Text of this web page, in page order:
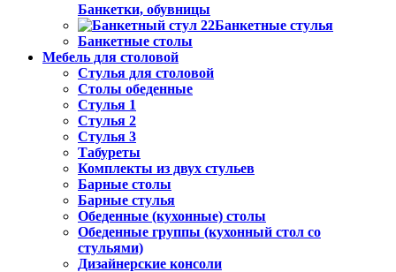
Банкетки, обувницы
Банкетные стулья
Банкетные столы
Мебель для столовой
Стулья для столовой
Столы обеденные
Стулья 1
Стулья 2
Стулья 3
Табуреты
Комплекты из двух стульев
Барные столы
Барные стулья
Обеденные (кухонные) столы
Обеденные группы (кухонный стол со
стульями)
Дизайнерские консоли